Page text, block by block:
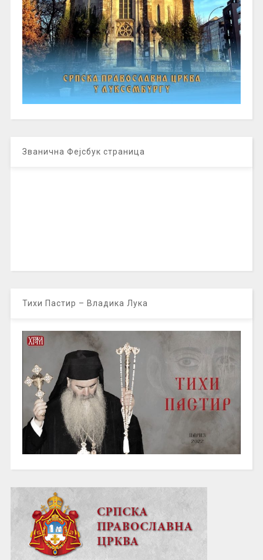
Званична Фејсбук страница
Тихи Пастир – Владика Лука